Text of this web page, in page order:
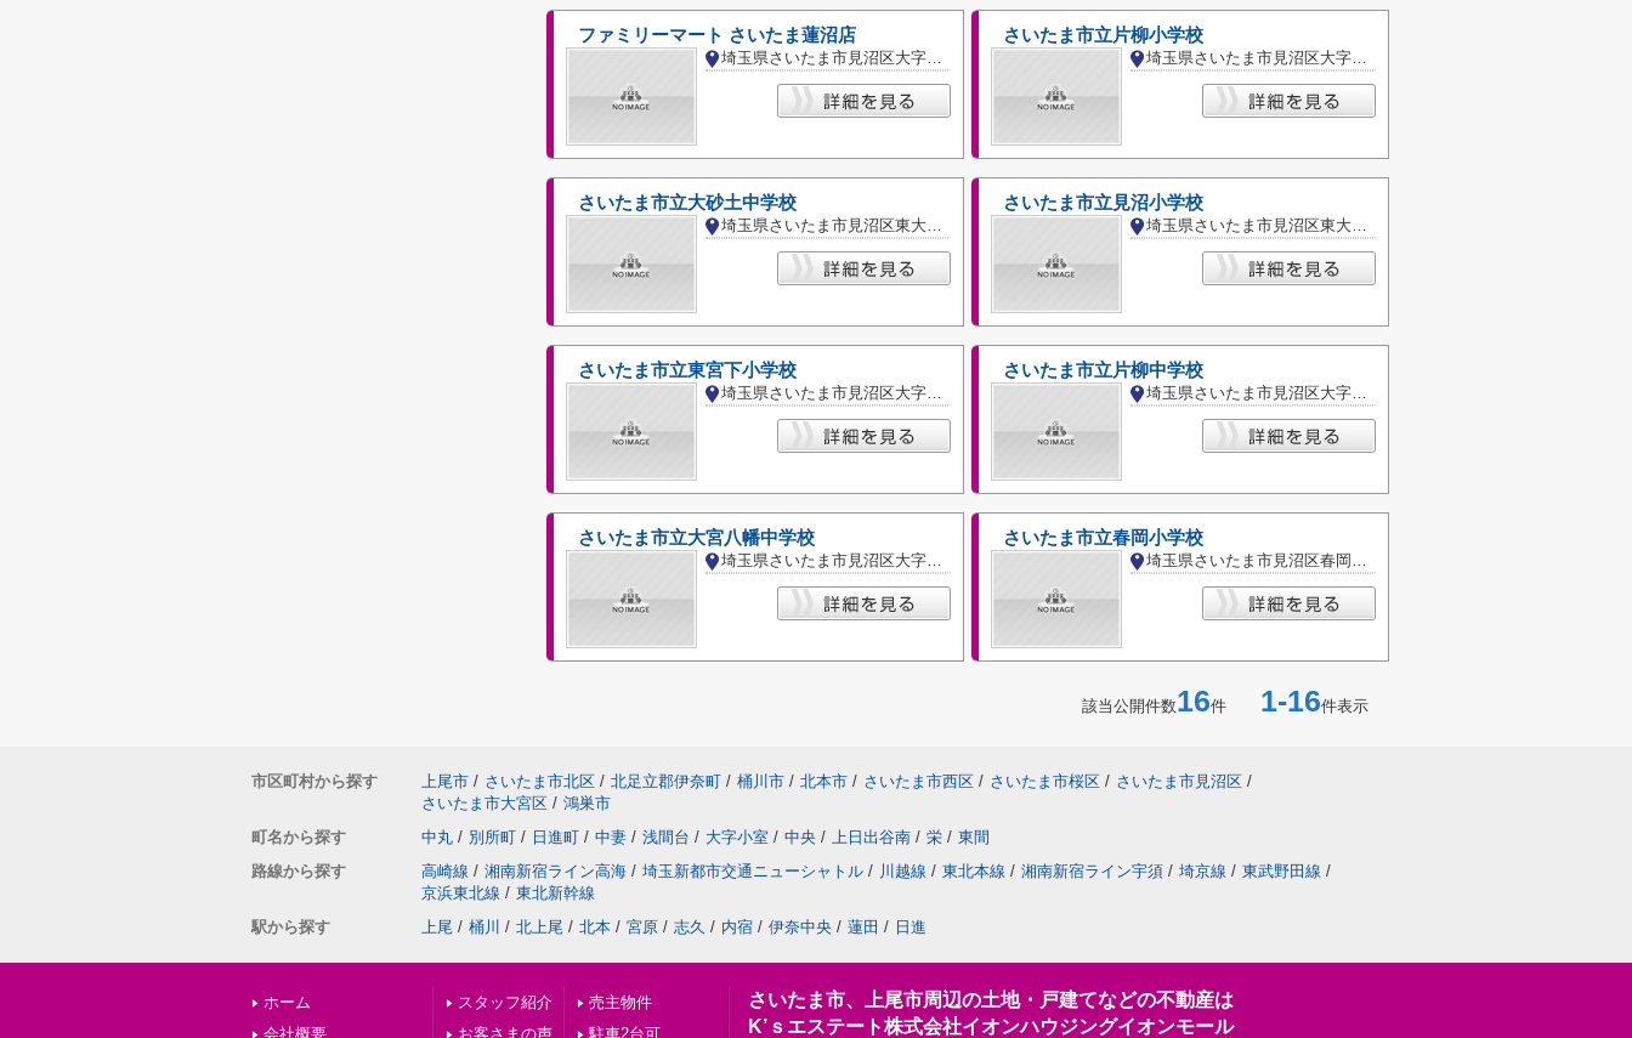
ファミリーマート さいたま蓮沼店
埼玉県さいたま市見沼区大字蓮沼
さいたま市立片柳小学校
埼玉県さいたま市見沼区大字東新井
さいたま市立大砂土中学校
埼玉県さいたま市見沼区東大宮１丁目
さいたま市立見沼小学校
埼玉県さいたま市見沼区東大宮２丁目
さいたま市立東宮下小学校
埼玉県さいたま市見沼区大字東宮下
さいたま市立片柳中学校
埼玉県さいたま市見沼区大字御蔵
さいたま市立大宮八幡中学校
埼玉県さいたま市見沼区大字南中丸
さいたま市立春岡小学校
埼玉県さいたま市見沼区春岡２丁目
該当公開件数16件 1-16件表示
市区町村から探す 上尾市 / さいたま市北区 / 北足立郡伊奈町 / 桶川市 / 北本市 / さいたま市西区 / さいたま市桜区 / さいたま市見沼区 /
さいたま市大宮区 / 鴻巣市
町名から探す
中丸 / 別所町 / 日進町 / 中妻 / 浅間台 / 大字小室 / 中央 / 上日出谷南 / 栄 / 東間
路線から探す
高崎線 / 湘南新宿ライン高海 / 埼玉新都市交通ニューシャトル / 川越線 / 東北本線 / 湘南新宿ライン宇須 / 埼京線 / 東武野田線 /
京浜東北線 / 東北新幹線
駅から探す
上尾 / 桶川 / 北上尾 / 北本 / 宮原 / 志久 / 内宿 / 伊奈中央 / 蓮田 / 日進
ホーム
会社概要
スタッフ紹介
お客さまの声
売主物件
駐車2台可
さいたま市、上尾市周辺の土地・戸建てなどの不動産は
K’ｓエステート株式会社イオンハウジングイオンモール